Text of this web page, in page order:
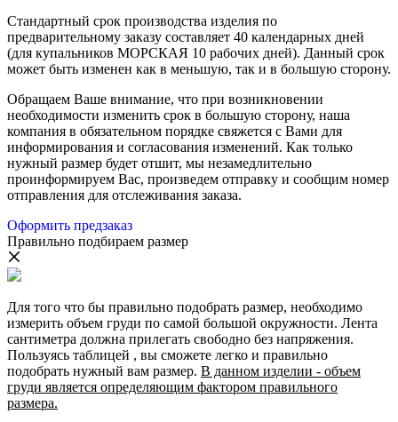
Стандартный срок производства изделия по
предварительному заказу составляет 40 календарных дней
(для купальников МОРСКАЯ 10 рабочих дней). Данный срок
может быть изменен как в меньшую, так и в большую сторону.
Обращаем Ваше внимание, что при возникновении
необходимости изменить срок в большую сторону, наша
компания в обязательном порядке свяжется с Вами для
информирования и согласования изменений. Как только
нужный размер будет отшит, мы незамедлительно
проинформируем Вас, произведем отправку и сообщим номер
отправления для отслеживания заказа.
Оформить предзаказ
Правильно подбираем размер
Для того что бы правильно подобрать размер, необходимо
измерить объем груди по самой большой окружности. Лента
сантиметра должна прилегать свободно без напряжения.
Пользуясь таблицей , вы сможете легко и правильно
подобрать нужный вам размер. В данном изделии - объем
груди является определяющим фактором правильного
размера.